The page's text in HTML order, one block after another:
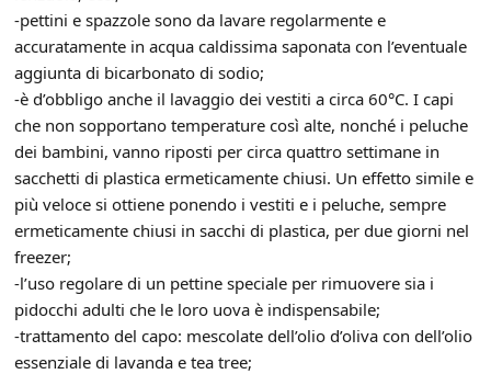
-pettini e spazzole sono da lavare regolarmente e
accuratamente in acqua caldissima saponata con l’eventuale
aggiunta di bicarbonato di sodio;
-è d’obbligo anche il lavaggio dei vestiti a circa 60°C. I capi
che non sopportano temperature così alte, nonché i peluche
dei bambini, vanno riposti per circa quattro settimane in
sacchetti di plastica ermeticamente chiusi. Un effetto simile e
più veloce si ottiene ponendo i vestiti e i peluche, sempre
ermeticamente chiusi in sacchi di plastica, per due giorni nel
freezer;
-l’uso regolare di un pettine speciale per rimuovere sia i
pidocchi adulti che le loro uova è indispensabile;
-trattamento del capo: mescolate dell’olio d’oliva con dell’olio
essenziale di lavanda e tea tree;